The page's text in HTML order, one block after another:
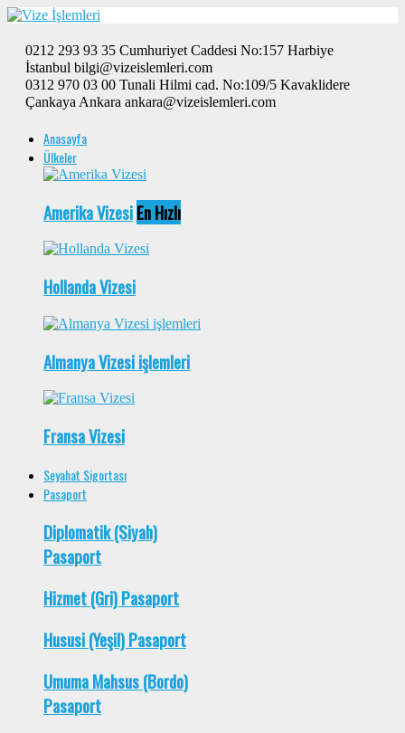
0212 293 93 35 Cumhuriyet Caddesi No:157 Harbiye
İstanbul bilgi@vizeislemleri.com
0312 970 03 00 Tunali Hilmi cad. No:109/5 Kavaklidere
Çankaya Ankara ankara@vizeislemleri.com
Anasayfa
Ülkeler
Amerika VizesiEn Hızlı
Hollanda Vizesi
Almanya Vizesi işlemleri
Fransa Vizesi
Seyahat Sigortası
Pasaport
Diplomatik (Siyah)
Pasaport
Hizmet (Gri) Pasaport
Hususi (Yeşil) Pasaport
Umuma Mahsus (Bordo)
Pasaport